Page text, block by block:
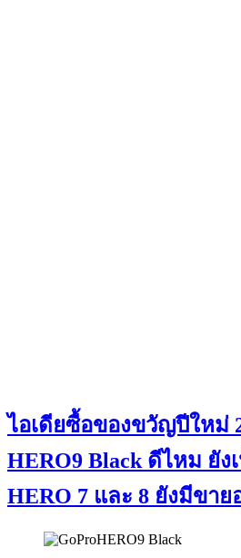
ไอเดียซื้อของขวัญปีใหม่
HERO9 Black ดีไหม ยัง
HERO 7 และ 8 ยังมีขาย